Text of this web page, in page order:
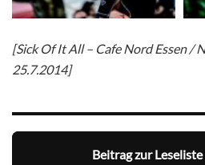
[Sick Of It All – Cafe Nord Essen /
25.7.2014]
Beitrag zur